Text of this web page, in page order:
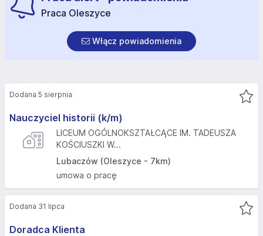
Praca Oleszyce
Włącz powiadomienia
Nauczyciel historii (k/m)
LICEUM OGÓLNOKSZTAŁCĄCE IM. TADEUSZA
KOŚCIUSZKI W...
Lubaczów (Oleszyce - 7km)
umowa o pracę
Dodana 5 sierpnia
Doradca Klienta
Dodana 31 lipca